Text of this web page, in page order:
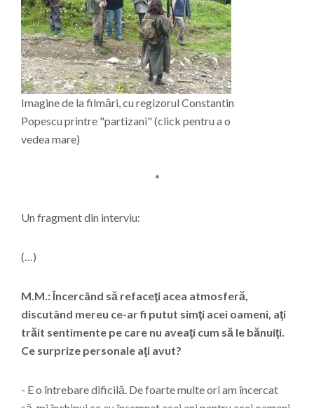
Imagine de la filmări, cu regizorul Constantin
Popescu printre "partizani" (click pentru a o
vedea mare)
*
Un fragment din interviu:
(…)
M.M.: Încercând să refaceţi acea atmosferă,
discutând mereu ce-ar fi putut simţi acei oameni, aţi
trăit sentimente pe care nu aveaţi cum să le bănuiţi.
Ce surprize personale aţi avut?
- E o întrebare dificilă. De foarte multe ori am încercat